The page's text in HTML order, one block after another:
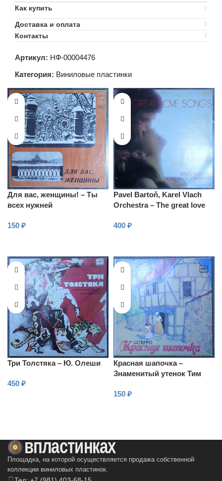
Как купить
Доставка и оплата
Контакты
Артикул: НФ-00004476
Категория: Виниловые пластинки
Для вас, женщины! – Ты
всех нужней
150 ₽
Pavel Bartoň, Karel Vlach
Orchestra – The great love
400 ₽
Три Толстяка – Ю. Олеши
450 ₽
Красная шапочка –
Знаменитый утенок Тим
150 ₽
Площадка, на которой осуществляется продажа собственной
коллекции виниловых пластинок.